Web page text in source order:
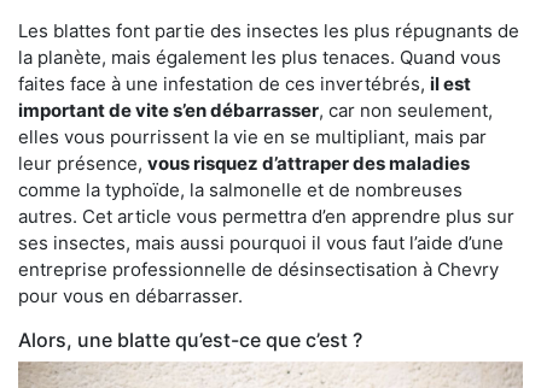
Les blattes font partie des insectes les plus répugnants de
la planète, mais également les plus tenaces. Quand vous
faites face à une infestation de ces invertébrés, il est
important de vite s’en débarrasser, car non seulement,
elles vous pourrissent la vie en se multipliant, mais par
leur présence, vous risquez d’attraper des maladies
comme la typhoïde, la salmonelle et de nombreuses
autres. Cet article vous permettra d’en apprendre plus sur
ses insectes, mais aussi pourquoi il vous faut l’aide d’une
entreprise professionnelle de désinsectisation à Chevry
pour vous en débarrasser.
Alors, une blatte qu’est-ce que c’est ?